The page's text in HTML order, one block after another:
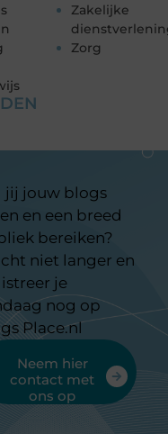
Zakelijke
Zorg
jij jouw blogs
en een breed
bereiken?
niet langer en
je
nog op
Place.nl
Neem hier
contact met
ons op